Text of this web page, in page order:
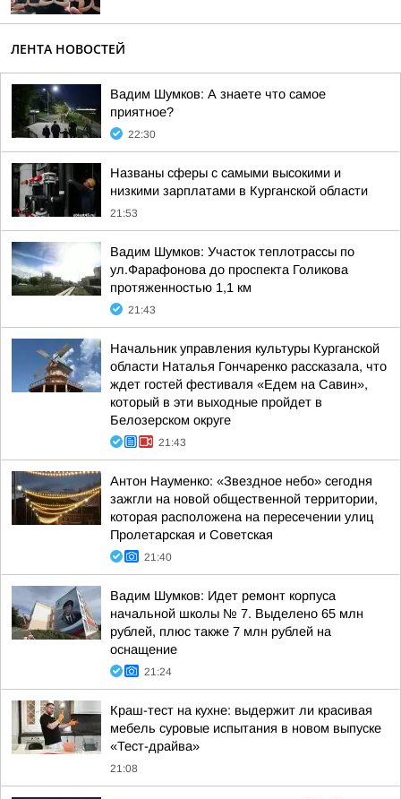
ЛЕНТА НОВОСТЕЙ
Вадим Шумков: А знаете что самое
приятное?
22:30
Названы сферы с самыми высокими и
низкими зарплатами в Курганской области
21:53
Вадим Шумков: Участок теплотрассы по
ул.Фарафонова до проспекта Голикова
протяженностью 1,1 км
21:43
Начальник управления культуры Курганской
области Наталья Гончаренко рассказала, что
ждет гостей фестиваля «Едем на Савин»,
который в эти выходные пройдет в
Белозерском округе
21:43
Антон Науменко: «Звездное небо» сегодня
зажгли на новой общественной территории,
которая расположена на пересечении улиц
Пролетарская и Советская
21:40
Вадим Шумков: Идет ремонт корпуса
начальной школы № 7. Выделено 65 млн
рублей, плюс также 7 млн рублей на
оснащение
21:24
Краш-тест на кухне: выдержит ли красивая
мебель суровые испытания в новом выпуске
«Тест-драйва»
21:08